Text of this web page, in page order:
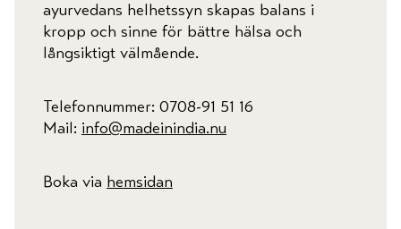
ayurvedans helhetssyn skapas balans i
kropp och sinne för bättre hälsa och
långsiktigt välmående.
Telefonnummer: 0708-91 51 16
Mail: info@madeinindia.nu
Boka via hemsidan